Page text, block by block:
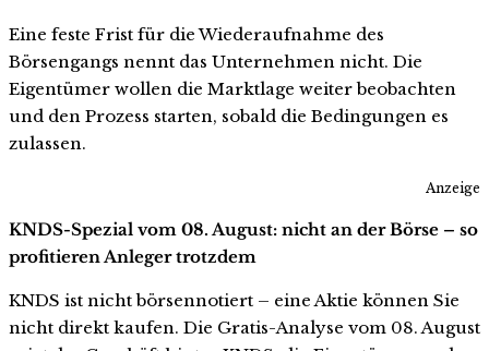
Eine feste Frist für die Wiederaufnahme des
Börsengangs nennt das Unternehmen nicht. Die
Eigentümer wollen die Marktlage weiter beobachten
und den Prozess starten, sobald die Bedingungen es
zulassen.
Anzeige
KNDS-Spezial vom 08. August: nicht an der Börse – so
profitieren Anleger trotzdem
KNDS ist nicht börsennotiert – eine Aktie können Sie
nicht direkt kaufen. Die Gratis-Analyse vom 08. August